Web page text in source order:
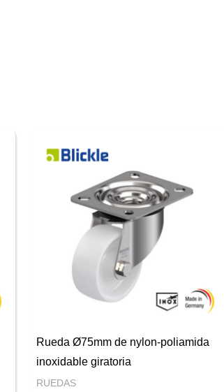
Rueda Ø75mm de nylon-poliamida
inoxidable giratoria
RUEDAS